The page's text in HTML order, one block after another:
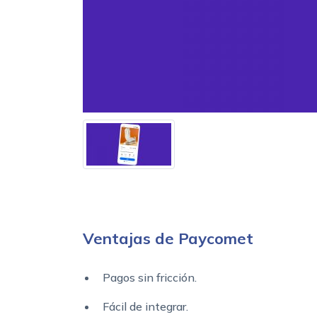
Ventajas de Paycomet
Pagos sin fricción.
Fácil de integrar.